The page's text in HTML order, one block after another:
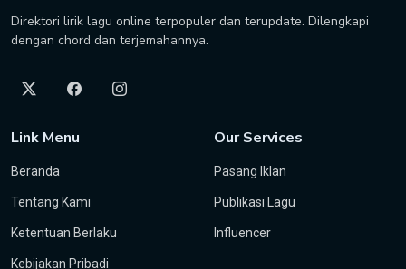
Direktori lirik lagu online terpopuler dan terupdate. Dilengkapi
dengan chord dan terjemahannya.
Link Menu
Beranda
Tentang Kami
Ketentuan Berlaku
Kebijakan Pribadi
Our Services
Pasang Iklan
Publikasi Lagu
Influencer